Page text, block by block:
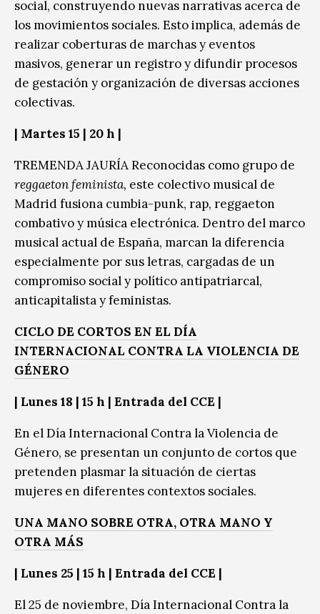
social, construyendo nuevas narrativas acerca de
los movimientos sociales. Esto implica, además de
realizar coberturas de marchas y eventos
masivos, generar un registro y difundir procesos
de gestación y organización de diversas acciones
colectivas.
| Martes 15 | 20 h |
TREMENDA JAURÍA Reconocidas como grupo de
reggaeton feminista, este colectivo musical de
Madrid fusiona cumbia-punk, rap, reggaeton
combativo y música electrónica. Dentro del marco
musical actual de España, marcan la diferencia
especialmente por sus letras, cargadas de un
compromiso social y político antipatriarcal,
anticapitalista y feministas.
CICLO DE CORTOS EN EL DÍA
INTERNACIONAL CONTRA LA VIOLENCIA DE
GÉNERO
| Lunes 18 | 15 h | Entrada del CCE |
En el Día Internacional Contra la Violencia de
Género, se presentan un conjunto de cortos que
pretenden plasmar la situación de ciertas
mujeres en diferentes contextos sociales.
UNA MANO SOBRE OTRA, OTRA MANO Y
OTRA MÁS
| Lunes 25 | 15 h | Entrada del CCE |
El 25 de noviembre, Día Internacional Contra la